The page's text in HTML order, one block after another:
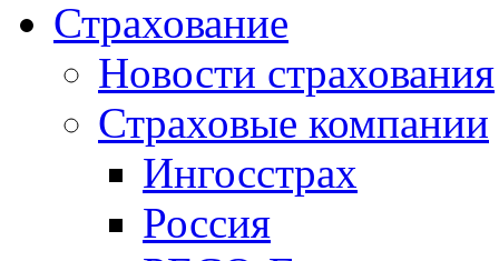
Страхование
Новости страхования
Страховые компании
Ингосстрах
Россия